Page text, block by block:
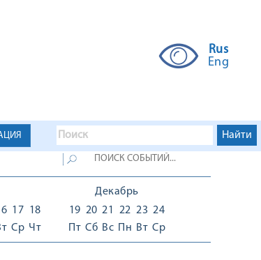
Rus
Eng
17
Ср
18
Чт
Декабрь
19
Пт
20
Сб
21
Вс
22
Пн
23
Вт
24
Ср